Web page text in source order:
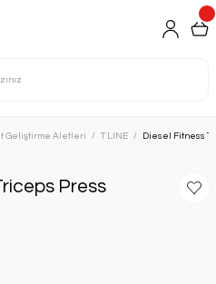
Geliştirme Aletleri T LINE Diesel Fitness T
Press